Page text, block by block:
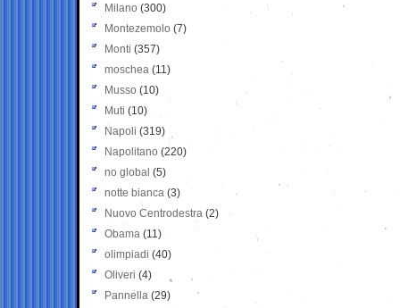
Milano (300)
Montezemolo (7)
Monti (357)
moschea (11)
Musso (10)
Muti (10)
Napoli (319)
Napolitano (220)
no global (5)
notte bianca (3)
Nuovo Centrodestra (2)
Obama (11)
olimpiadi (40)
Oliveri (4)
Pannella (29)